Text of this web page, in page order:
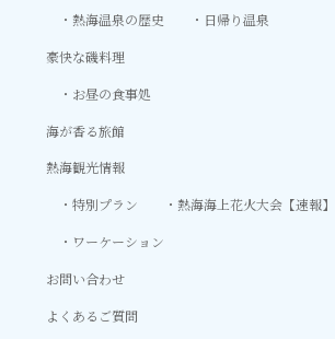
熱海温泉の歴史
日帰り温泉
豪快な磯料理
お昼の食事処
海が香る旅館
熱海観光情報
特別プラン
熱海海上花火大会【速報】
ワーケーション
お問い合わせ
よくあるご質問